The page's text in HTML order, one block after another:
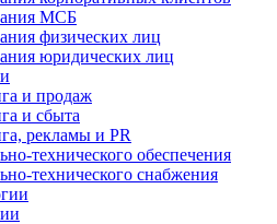
МСБ
физических лиц
юридических лиц
и продаж
и сбыта
рекламы и PR
технического обеспечения
технического снабжения